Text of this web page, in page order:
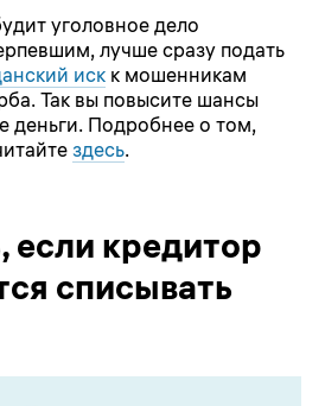
уголовное дело
лучше сразу подать
иск к мошенникам
Так вы повысите шансы
деньги. Подробнее о том,
здесь.
если кредитор
списывать